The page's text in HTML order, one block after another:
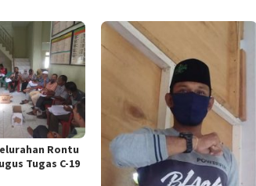
Rontu
Tugas C-19